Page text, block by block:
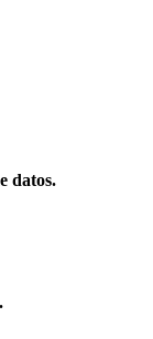
datos.